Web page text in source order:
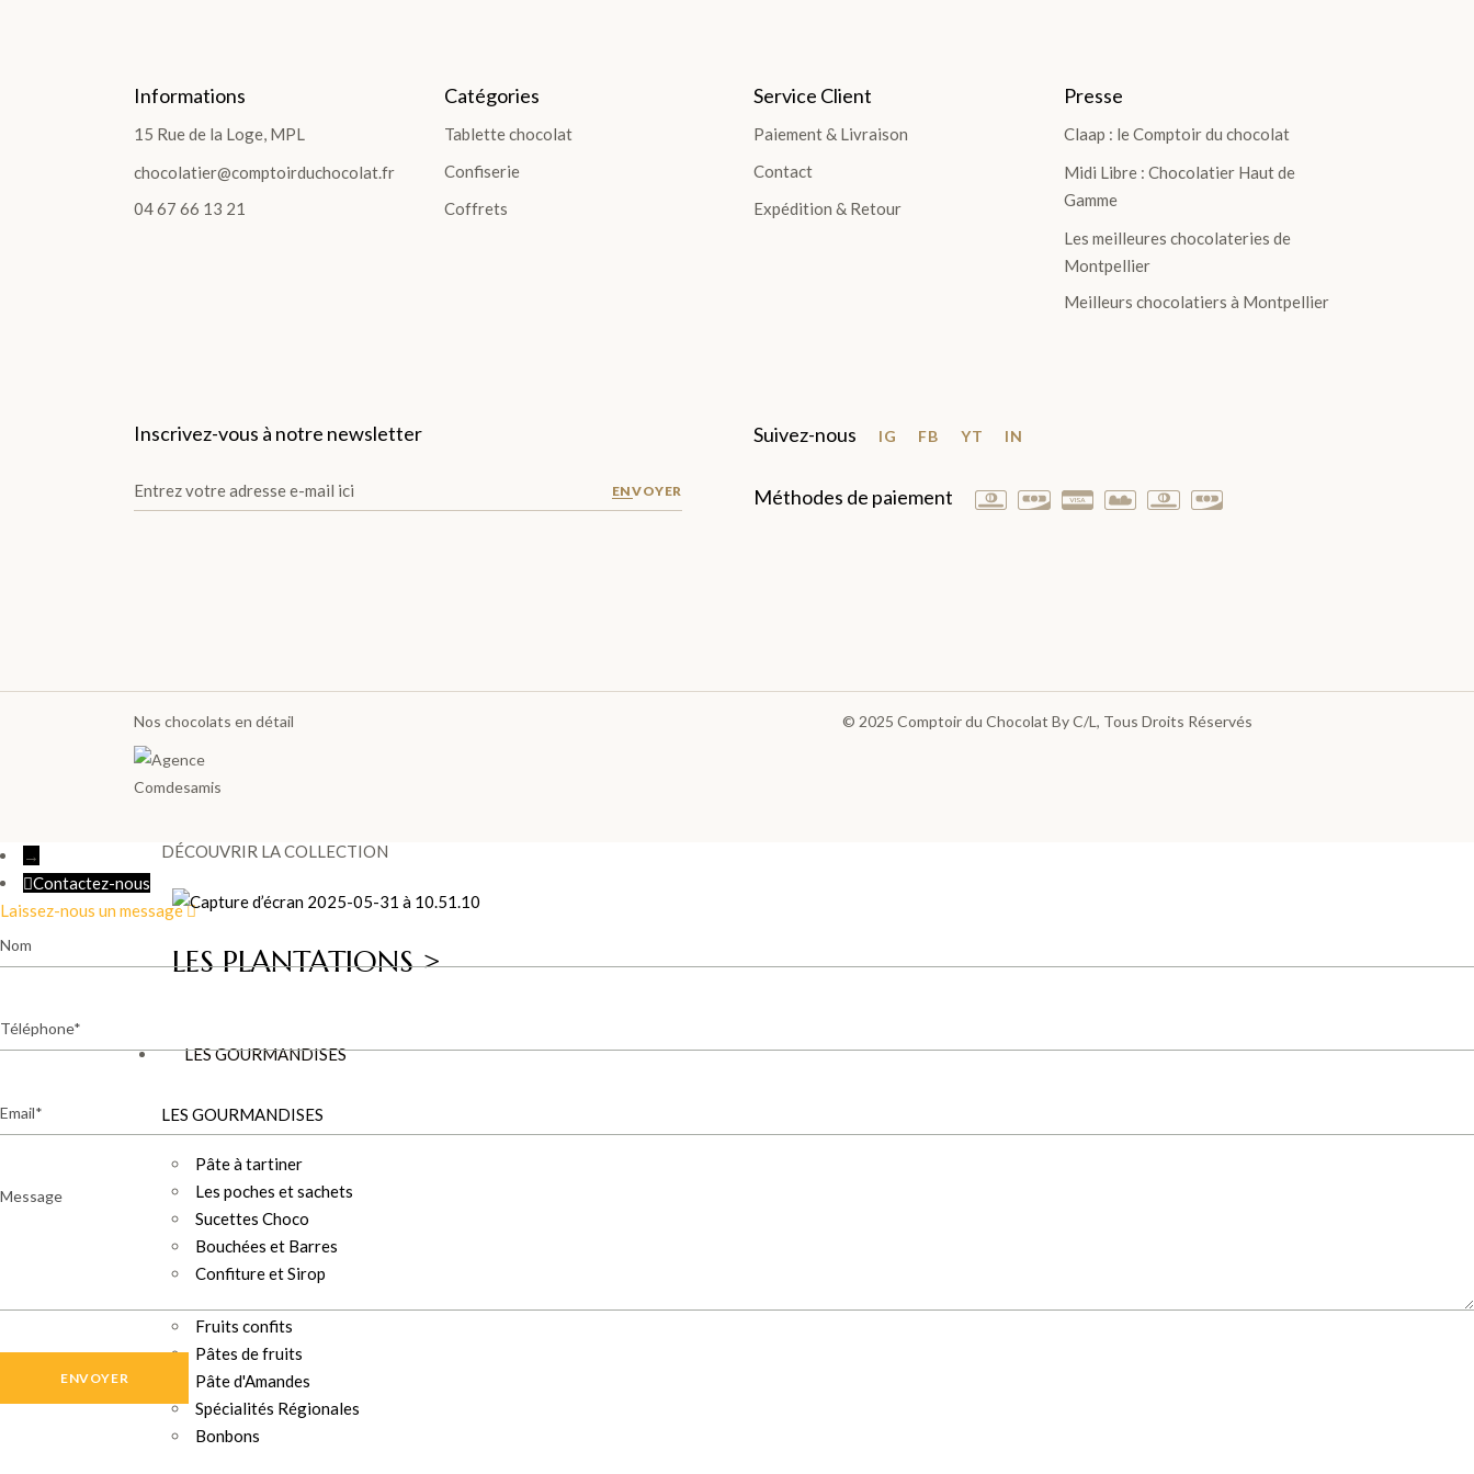
DÉCOUVRIR LES COLLECTIONS
TOUTES LES TABLETTES >
DÉCOUVRIR LA COLLECTION
LES PLANTATIONS >
LES GOURMANDISES
LES GOURMANDISES
Pâte à tartiner
Les poches et sachets
Sucettes Choco
Bouchées et Barres
Confiture et Sirop
Fruits confits
Pâtes de fruits
Pâte d'Amandes
Spécialités Régionales
Bonbons
Informations
15 Rue de la Loge, MPL
chocolatier@comptoirduchocolat.fr
04 67 66 13 21
Catégories
Tablette chocolat
Confiserie
Coffrets
Service Client
Paiement & Livraison
Contact
Expédition & Retour
Presse
Claap : le Comptoir du chocolat
Midi Libre : Chocolatier Haut de
Gamme
Les meilleures chocolateries de
Montpellier
Meilleurs chocolatiers à Montpellier
Inscrivez-vous à notre newsletter
ENVOYER
Suivez-nous IG FB YT IN
Méthodes de paiement
Nos chocolats en détail © 2025 Comptoir du Chocolat By C/L , Tous Droits Réservés
→
Contactez-nous
Laissez-nous un message
Nom
Téléphone
Email
Message